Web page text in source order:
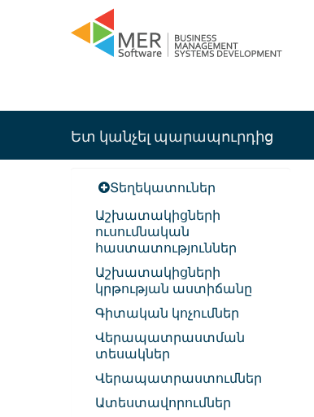
Ետ կանչել պարապուրդից
Տեղեկատուներ
Աշխատակիցների
ուսումնական
հաստատություններ
Աշխատակիցների
կրթության աստիճանը
Գիտական կոչումներ
Վերապատրաստման
տեսակներ
Վերապատրաստումներ
Ատեստավորումներ